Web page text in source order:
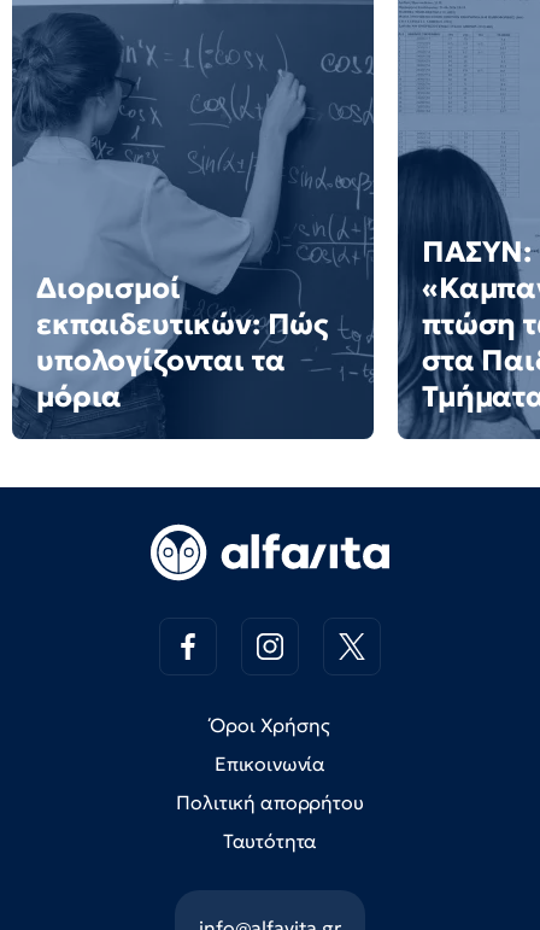
Διορισμοί
εκπαιδευτικών: Πώς
υπολογίζονται τα
μόρια
ΠΑΣΥΝ:
πτώση
στα
Όροι Χρήσης
Επικοινωνία
Πολιτική απορρήτου
Ταυτότητα